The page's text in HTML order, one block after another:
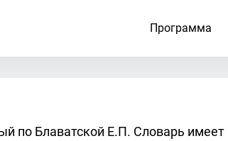
Программа
по Блаватской Е.П. Словарь имеет